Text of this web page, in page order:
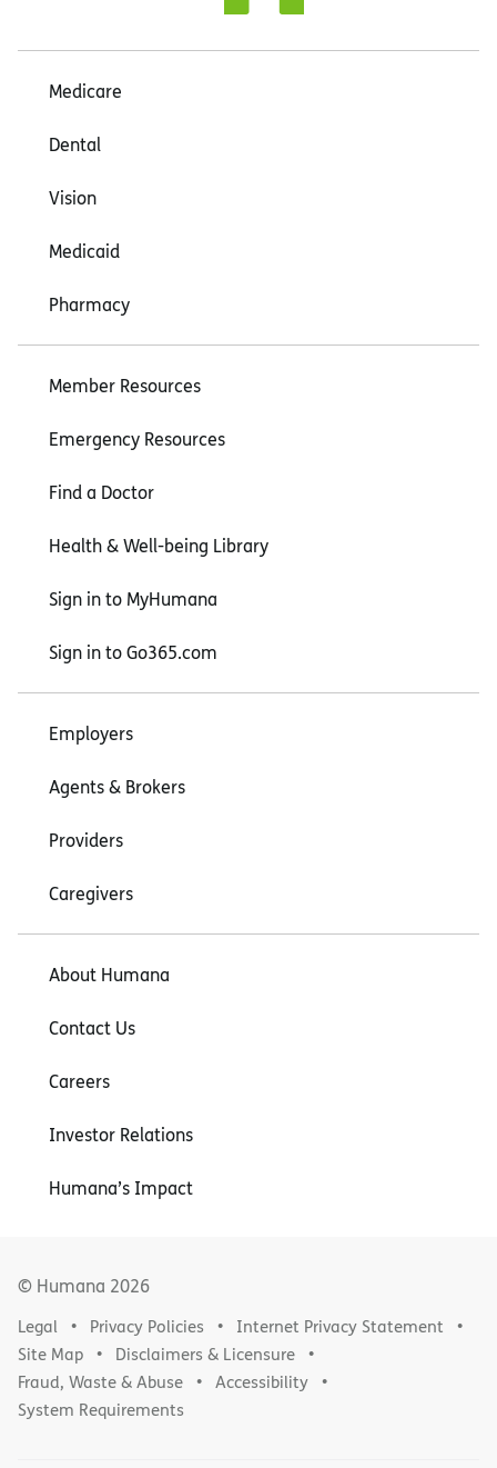
Medicare
Dental
Vision
Medicaid
Pharmacy
Member Resources
Emergency Resources
Find a Doctor
Health & Well-being Library
Sign in to MyHumana
Sign in to Go365.com
Employers
Agents & Brokers
Providers
Caregivers
About Humana
Contact Us
Careers
Investor Relations
Humana’s Impact
© Humana 2026
Legal Privacy Policies
Internet Privacy Statement
Site Map
Disclaimers & Licensure
Fraud, Waste & Abuse
Accessibility
System Requirements